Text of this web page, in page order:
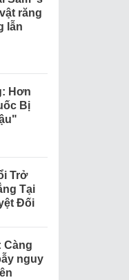
răng
lẫn
Hơn
Bị
Trở
Tại
Đối
Càng
nguy